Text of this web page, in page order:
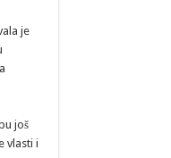
je
još
vlasti i